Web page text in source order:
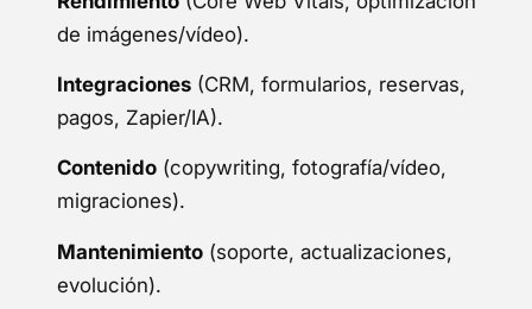
de imágenes/vídeo).
Integraciones (CRM, formularios, reservas,
pagos, Zapier/IA).
Contenido (copywriting, fotografía/vídeo,
migraciones).
Mantenimiento (soporte, actualizaciones,
evolución).